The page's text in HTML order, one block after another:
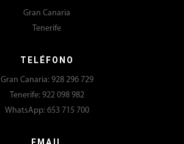
Gran Canaria
Tenerife
TELÉFONO
Gran Canaria: 928 296 729
Tenerife: 922 098 982
WhatsApp: 653 715 700
EMAIL